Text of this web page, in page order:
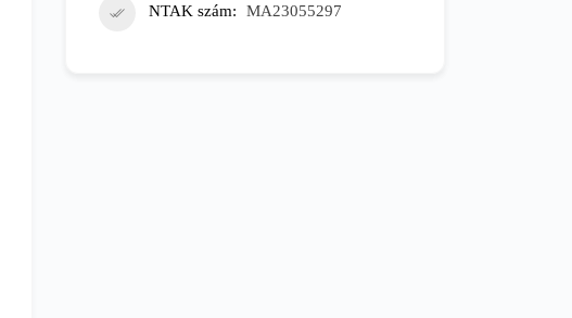
NTAK szám MA23055297